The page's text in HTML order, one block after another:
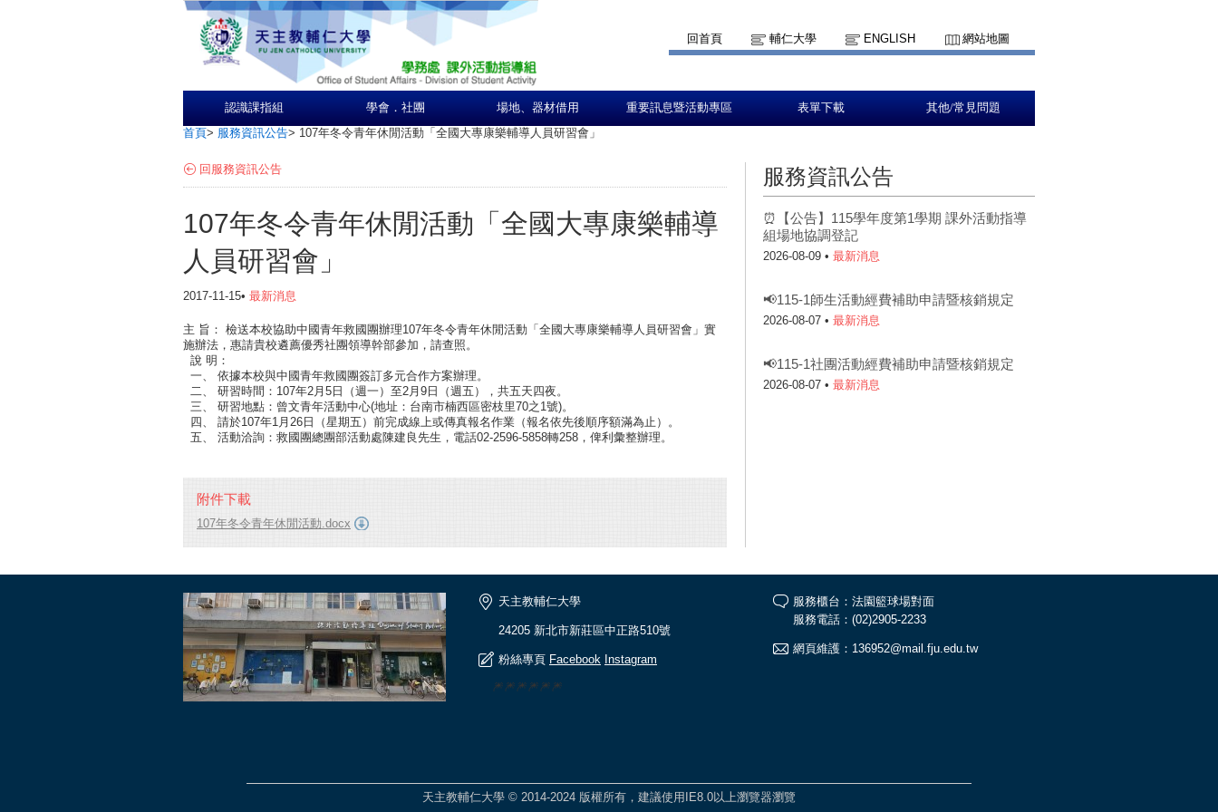
回首頁 輔仁大學 ENGLISH 網站地圖
認識課指組 學會．社團 場地、器材借用 重要訊息暨活動專區 表單下載 其他/常見問題
首頁> 服務資訊公告> 107年冬令青年休閒活動「全國大專康樂輔導人員研習會」
回服務資訊公告
107年冬令青年休閒活動「全國大專康樂輔導
人員研習會」
2017-11-15• 最新消息
主 旨： 檢送本校協助中國青年救國團辦理107年冬令青年休閒活動「全國大專康樂輔導人員研習會」實
施辦法，惠請貴校遴薦優秀社團領導幹部參加，請查照。
說 明：
一、 依據本校與中國青年救國團簽訂多元合作方案辦理。
二、 研習時間：107年2月5日（週一）至2月9日（週五），共五天四夜。
三、 研習地點：曾文青年活動中心(地址：台南市楠西區密枝里70之1號)。
四、 請於107年1月26日（星期五）前完成線上或傳真報名作業（報名依先後順序額滿為止）。
五、 活動洽詢：救國團總團部活動處陳建良先生，電話02-2596-5858轉258，俾利彙整辦理。
附件下載
107年冬令青年休閒活動.docx
服務資訊公告
⏰【公告】115學年度第1學期 課外活動指導
組場地協調登記
2026-08-09 • 最新消息
📢115-1師生活動經費補助申請暨核銷規定
2026-08-07 • 最新消息
📢115-1社團活動經費補助申請暨核銷規定
2026-08-07 • 最新消息
天主教輔仁大學
24205 新北市新莊區中正路510號
粉絲專頁 Facebook Instagram
🎆🎆🎆🎆🎆🎆
服務櫃台：法園籃球場對面
服務電話：(02)2905-2233
網頁維護：136952@mail.fju.edu.tw
天主教輔仁大學 © 2014-2024 版權所有，建議使用IE8.0以上瀏覽器瀏覽